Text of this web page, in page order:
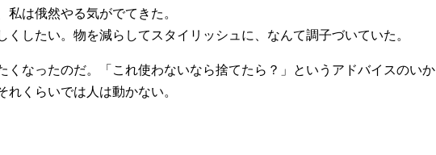
私は俄然やる気がでてきた。
くしたい。物を減らしてスタイリッシュに、なんて調子づいていた。
くなったのだ。「これ使わないなら捨てたら？」というアドバイスのいか
れくらいでは人は動かない。